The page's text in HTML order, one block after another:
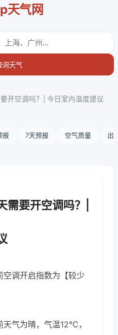
天气网
天气
开空调吗？| 今日室内温度建议
报 7天预报 空气质量 出
需要开空调吗？|
空调开启指数为【较少
天气为晴，气温12℃，